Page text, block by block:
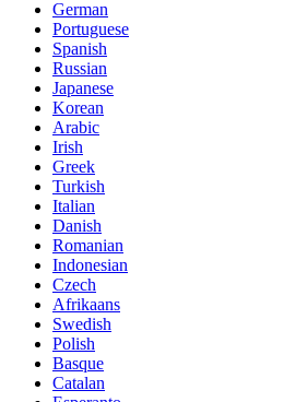
German
Portuguese
Spanish
Russian
Japanese
Korean
Arabic
Irish
Greek
Turkish
Italian
Danish
Romanian
Indonesian
Czech
Afrikaans
Swedish
Polish
Basque
Catalan